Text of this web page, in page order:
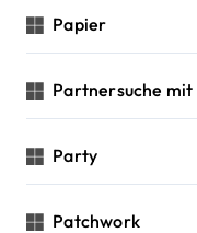
Papier
Partnersuche mit
Party
Patchwork